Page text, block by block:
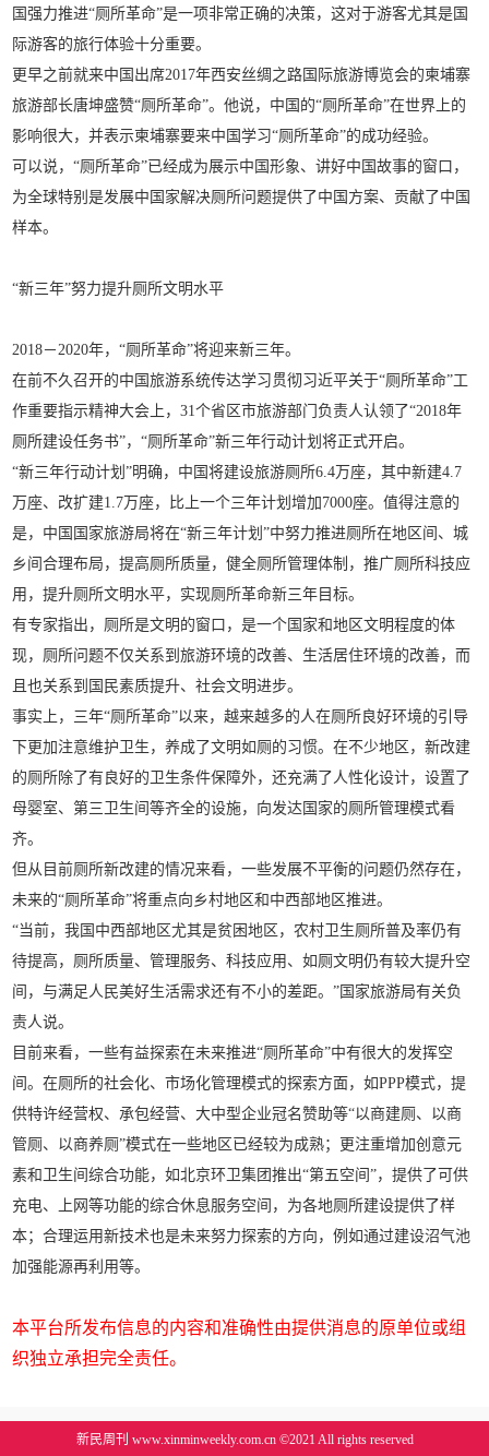
国强力推进“厕所革命”是一项非常正确的决策，这对于游客尤其是国
际游客的旅行体验十分重要。
更早之前就来中国出席2017年西安丝绸之路国际旅游博览会的柬埔寨
旅游部长唐坤盛赞“厕所革命”。他说，中国的“厕所革命”在世界上的
影响很大，并表示柬埔寨要来中国学习“厕所革命”的成功经验。
可以说，“厕所革命”已经成为展示中国形象、讲好中国故事的窗口，
为全球特别是发展中国家解决厕所问题提供了中国方案、贡献了中国
样本。
“新三年”努力提升厕所文明水平
2018－2020年，“厕所革命”将迎来新三年。
在前不久召开的中国旅游系统传达学习贯彻习近平关于“厕所革命”工
作重要指示精神大会上，31个省区市旅游部门负责人认领了“2018年
厕所建设任务书”，“厕所革命”新三年行动计划将正式开启。
“新三年行动计划”明确，中国将建设旅游厕所6.4万座，其中新建4.7
万座、改扩建1.7万座，比上一个三年计划增加7000座。值得注意的
是，中国国家旅游局将在“新三年计划”中努力推进厕所在地区间、城
乡间合理布局，提高厕所质量，健全厕所管理体制，推广厕所科技应
用，提升厕所文明水平，实现厕所革命新三年目标。
有专家指出，厕所是文明的窗口，是一个国家和地区文明程度的体
现，厕所问题不仅关系到旅游环境的改善、生活居住环境的改善，而
且也关系到国民素质提升、社会文明进步。
事实上，三年“厕所革命”以来，越来越多的人在厕所良好环境的引导
下更加注意维护卫生，养成了文明如厕的习惯。在不少地区，新改建
的厕所除了有良好的卫生条件保障外，还充满了人性化设计，设置了
母婴室、第三卫生间等齐全的设施，向发达国家的厕所管理模式看
齐。
但从目前厕所新改建的情况来看，一些发展不平衡的问题仍然存在，
未来的“厕所革命”将重点向乡村地区和中西部地区推进。
“当前，我国中西部地区尤其是贫困地区，农村卫生厕所普及率仍有
待提高，厕所质量、管理服务、科技应用、如厕文明仍有较大提升空
间，与满足人民美好生活需求还有不小的差距。”国家旅游局有关负
责人说。
目前来看，一些有益探索在未来推进“厕所革命”中有很大的发挥空
间。在厕所的社会化、市场化管理模式的探索方面，如PPP模式，提
供特许经营权、承包经营、大中型企业冠名赞助等“以商建厕、以商
管厕、以商养厕”模式在一些地区已经较为成熟；更注重增加创意元
素和卫生间综合功能，如北京环卫集团推出“第五空间”，提供了可供
充电、上网等功能的综合休息服务空间，为各地厕所建设提供了样
本；合理运用新技术也是未来努力探索的方向，例如通过建设沼气池
加强能源再利用等。
本平台所发布信息的内容和准确性由提供消息的原单位或组
织独立承担完全责任。
新民周刊 www.xinminweekly.com.cn ©2021 All rights reserved